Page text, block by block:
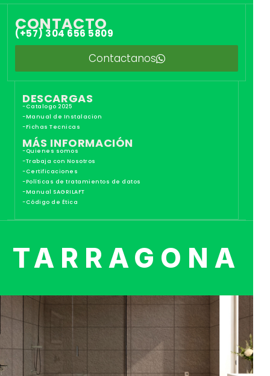
CONTACTO
(+57) 304 656 5809
Contactanos
DESCARGAS
-Catalogo 2025
-Manual de Instalacion
-Fichas Tecnicas
MÁS INFORMACIÓN
-Quienes somos
-Trabaja con Nosotros
-Certificaciones
-Políticas de tratamientos de datos
-Manual SAGRILAFT
-Código de Ética
TARRAGONA